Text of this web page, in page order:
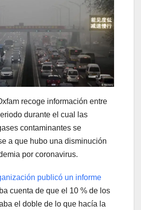
recoge información entre
durante el cual las
contaminantes se
a que hubo una disminución
por coronavirus.
publicó un informe
cuenta de que el 10 % de los
el doble de lo que hacía la